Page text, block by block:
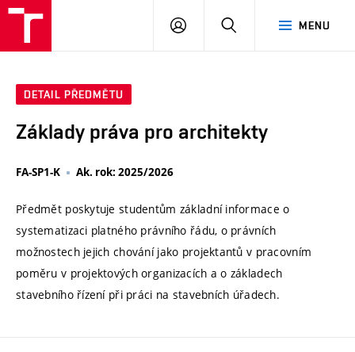
MENU
PŘIHLÁSIT
DETAIL PŘEDMĚTU
Základy práva pro architekty
FA-SP1-K Ak. rok: 2025/2026
Předmět poskytuje studentům základní informace o
systematizaci platného právního řádu, o právních
možnostech jejich chování jako projektantů v pracovním
poměru v projektových organizacích a o základech
stavebního řízení při práci na stavebních úřadech.